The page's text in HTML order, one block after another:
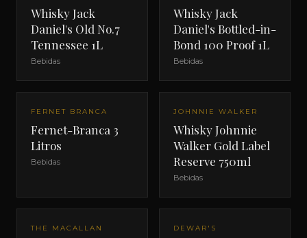
Whisky Jack
Daniel's Old No.7
Tennessee 1L
Bebidas
Whisky Jack
Daniel's Bottled-in-
Bond 100 Proof 1L
Bebidas
FERNET BRANCA
Fernet-Branca 3
Litros
Bebidas
JOHNNIE WALKER
Whisky Johnnie
Walker Gold Label
Reserve 750ml
Bebidas
THE MACALLAN DEWAR'S